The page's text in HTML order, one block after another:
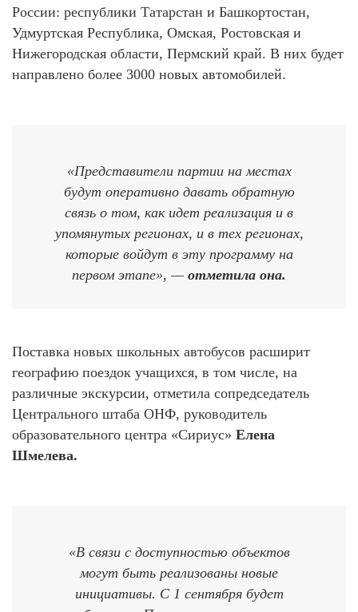
России: республики Татарстан и Башкортостан,
Удмуртская Республика, Омская, Ростовская и
Нижегородская области, Пермский край. В них будет
направлено более 3000 новых автомобилей.
«Представители партии на местах
будут оперативно давать обратную
связь о том, как идет реализация и в
упомянутых регионах, и в тех регионах,
которые войдут в эту программу на
первом этапе», — отметила она.
Поставка новых школьных автобусов расширит
географию поездок учащихся, в том числе, на
различные экскурсии, отметила сопредседатель
Центрального штаба ОНФ, руководитель
образовательного центра «Сириус» Елена
Шмелева.
«В связи с доступностью объектов
могут быть реализованы новые
инициативы. С 1 сентября будет